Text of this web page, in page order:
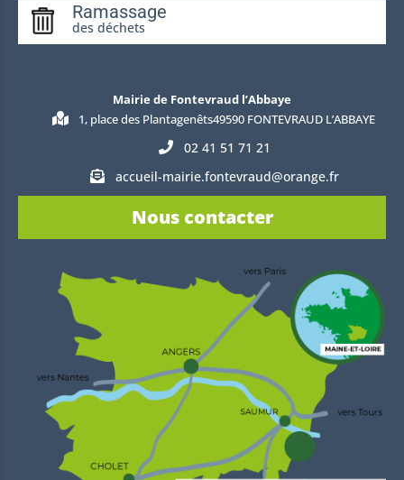
Ramassage
des déchets
Mairie de Fontevraud l’Abbaye
1, place des Plantagenêts49590 FONTEVRAUD L’ABBAYE
02 41 51 71 21
accueil-mairie.fontevraud@orange.fr
Nous contacter